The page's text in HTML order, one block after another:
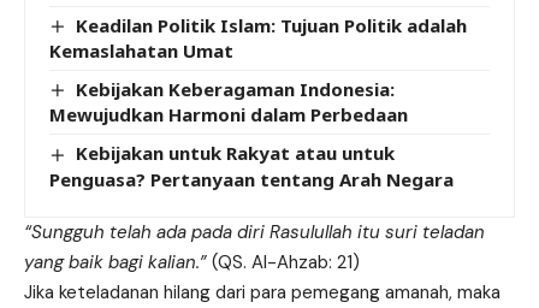
Keadilan Politik Islam: Tujuan Politik adalah
Kemaslahatan Umat
Kebijakan Keberagaman Indonesia:
Mewujudkan Harmoni dalam Perbedaan
Kebijakan untuk Rakyat atau untuk
Penguasa? Pertanyaan tentang Arah Negara
“Sungguh telah ada pada diri Rasulullah itu suri teladan
yang baik bagi kalian.” (QS. Al-Ahzab: 21)
Jika keteladanan hilang dari para pemegang amanah, maka